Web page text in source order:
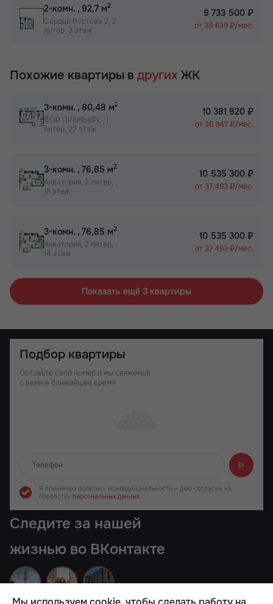
2-комн. , 92,7 м2
Сердце Ростова 2, 2
литер, 3 этаж
9 733 500 ₽
от 34 639 ₽/мес.
Похожие квартиры в других ЖК
3-комн. , 80,48 м2
ФОР ПРЕМЬЕРС, 1
литер, 22 этаж
10 381 920 ₽
от 36 947 ₽/мес.
3-комн. , 76,85 м2
Акватория, 2 литер,
18 этаж
10 535 300 ₽
от 37 493 ₽/мес.
3-комн. , 76,85 м2
Акватория, 2 литер,
14 этаж
10 535 300 ₽
от 37 493 ₽/мес.
Показать ещё 3 квартиры
Подбор квартиры
Оставьте свой номер и мы свяжемся
с вами в ближайшее время
Я принимаю политику конфиденциальности и даю согласие на
обработку персональных данных
Следите за нашей
жизнью во ВКонтакте